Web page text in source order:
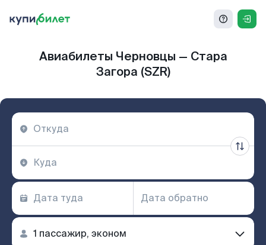
Авиабилеты Черновцы — Стара
Загора (SZR)